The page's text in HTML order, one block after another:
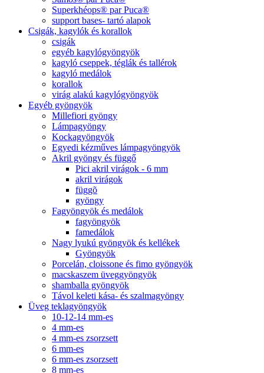
Superkhéops® par Puca®
support bases- tartó alapok
Csigák, kagylók és korallok
csigák
egyéb kagylógyöngyök
kagyló cseppek, téglák és tallérok
kagyló medálok
korallok
virág alakú kagylógyöngyök
Egyéb gyöngyök
Millefiori gyöngy
Lámpagyöngy
Kockagyöngyök
Egyedi kézműves lámpagyöngyök
Akril gyöngy és függő
Pici akril virágok - 6 mm
akril virágok
függõ
gyöngy
Fagyöngyök és medálok
fagyöngyök
famedálok
Nagy lyukú gyöngyök és kellékek
Gyöngyök
Porcelán, cloissone és fimo gyöngyök
macskaszem üveggyöngyök
shamballa gyöngyök
Távol keleti kása- és szalmagyöngy
Üveg teklagyöngyök
10-12-14 mm-es
4 mm-es
4 mm-es zsorzsett
6 mm-es
6 mm-es zsorzsett
8 mm-es